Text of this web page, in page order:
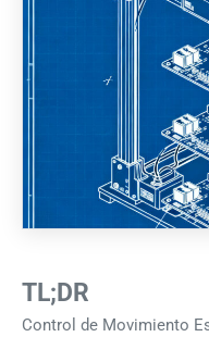
TL;DR
Control de Movimiento